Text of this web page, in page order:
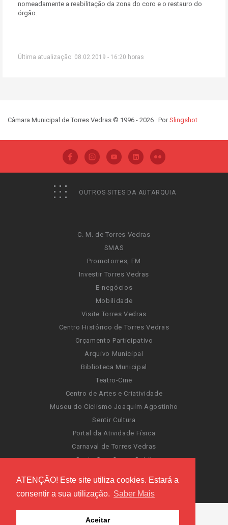
ATENÇÃO! Este site utiliza cookies. Estará a
consentir a sua utilização. Saber Mais
Aceitar
nomeadamente a reabilitação da zona do coro e o restauro do
órgão.
Última atualização: 08.02.2019 - 16:20 horas
Câmara Municipal de Torres Vedras © 1996 - 2026 · PorSlingshot
OUTROS SITES DA AUTARQUIA
C. M. de Torres Vedras
SMAS
Promotorres, EM
Investir Torres Vedras
E-negócios
Mobilidade
Visite Torres Vedras
Centro Histórico de Torres Vedras
Orçamento Participativo
Arquivo Municipal
Biblioteca Municipal
Teatro-Cine
Centro de Artes e Criatividade
Museu do Ciclismo Joaquim Agostinho
Sentir Cultura
Portal da Atividade Física
Carnaval de Torres Vedras
Santa Cruz Ocean Spirit